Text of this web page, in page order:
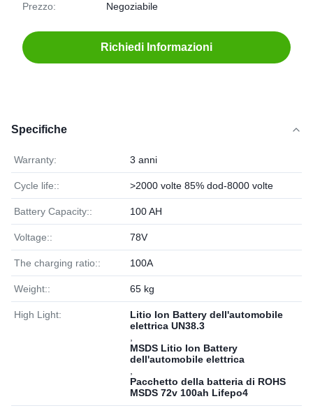
Prezzo: Negoziabile
Richiedi Informazioni
Specifiche
Warranty: 3 anni
Cycle life:: >2000 volte 85% dod-8000 volte
Battery Capacity:: 100 AH
Voltage:: 78V
The charging ratio:: 100A
Weight:: 65 kg
High Light:
Litio Ion Battery dell'automobile
elettrica UN38.3
MSDS Litio Ion Battery
dell'automobile elettrica
Pacchetto della batteria di ROHS
MSDS 72v 100ah Lifepo4